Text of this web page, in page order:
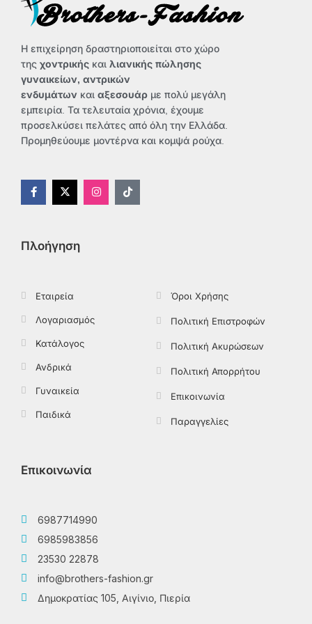
σελίδα
Η επιχείρηση δραστηριοποιείται στο χώρο
της χοντρικής και λιανικής πώλησης
γυναικείων, αντρικών
ενδυμάτων και αξεσουάρ με πολύ μεγάλη
εμπειρία. Τα τελευταία χρόνια, έχουμε
προσελκύσει πελάτες από όλη την Ελλάδα.
Προμηθεύουμε μοντέρνα και κομψά ρούχα.
F
a
c
o
X
-
t
t
e
I
n
s
T
i
k
Πλοήγηση
Εταιρεία
Λογαριασμός
Κατάλογος
Ανδρικά
Γυναικεία
Παιδικά
Όροι Χρήσης
Πολιτική Επιστροφών
Πολιτική Ακυρώσεων
Πολιτική Απορρήτου
Επικοινωνία
Παραγγελίες
Επικοινωνία
6987714990
6985983856
23530 22878
info@brothers-fashion.gr
Δημοκρατίας 105, Αιγίνιο, Πιερία